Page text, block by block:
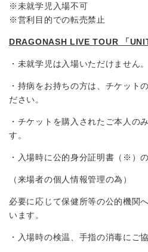
※未就学児入場不可
※営利目的での転売禁止
DRAGONASH LIVE TOUR 「
・未就学児は入場いただけません。
・持病をお持ちの方は、チケット
ださい。
・チケットを購入されたご本人の
す。
・入場時に公的身分証明書（※）
（来場者の個人情報管理の為）
必要に応じて保健所等の公的機関
います。
・入場時の検温、手指の消毒にご